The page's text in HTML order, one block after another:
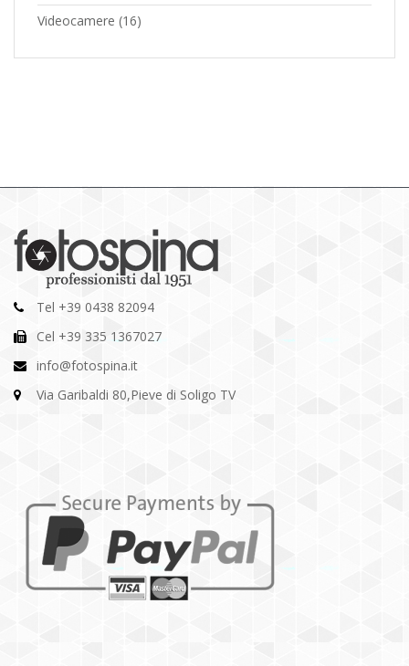
Videocamere (16)
Tel +39 0438 82094
Cel +39 335 1367027
info@fotospina.it
Via Garibaldi 80,Pieve di Soligo TV